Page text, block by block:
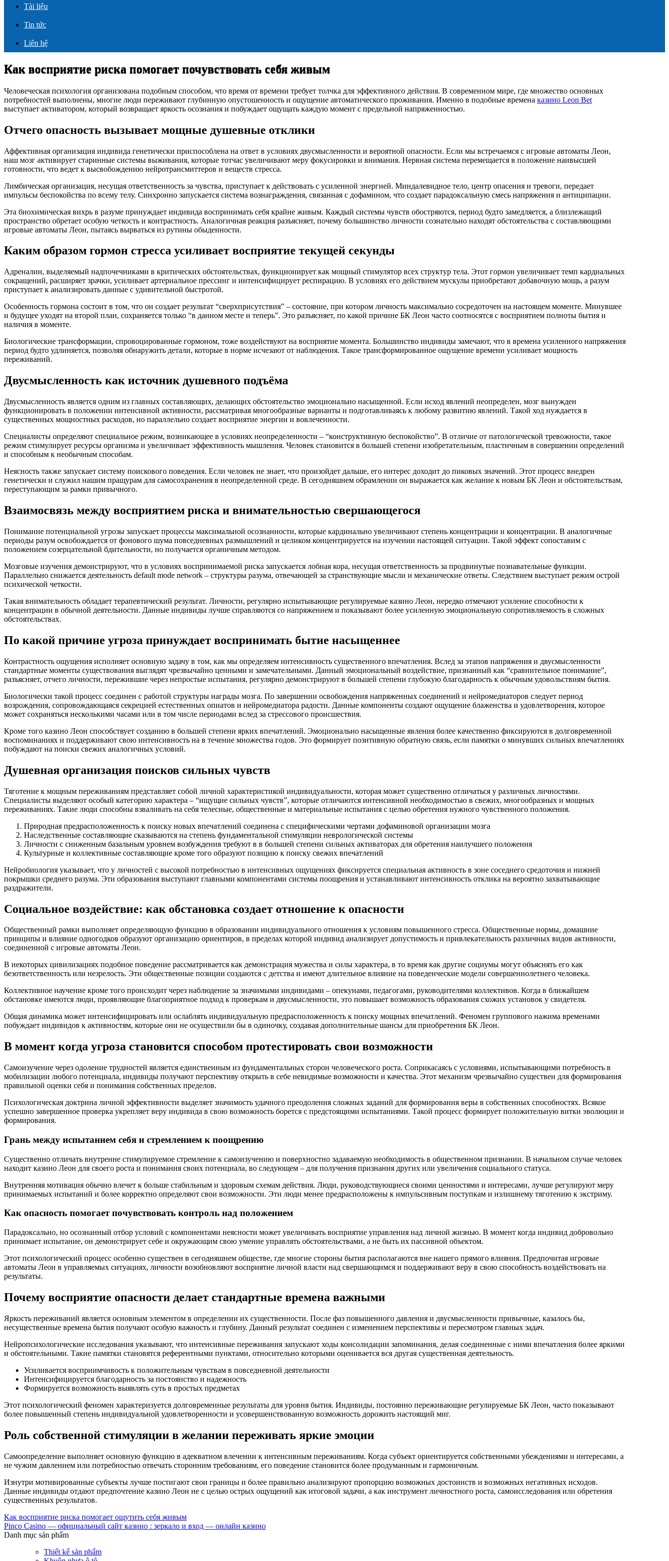
Tài liệu
Tin tức
Liên hệ
Как восприятие риска помогает почувствовать себя живым
Как восприятие риска помогает почувствовать себя живым
Человеческая психология организована подобным способом, что время от времени требует толчка для эффективного действия. В современном мире, где множество основных
потребностей выполнены, многие люди переживают глубинную опустошенность и ощущение автоматического проживания. Именно в подобные времена казино Leon Bet
выступает активатором, который возвращает яркость осознания и побуждает ощущать каждую момент с предельной напряженностью.
Отчего опасность вызывает мощные душевные отклики
Аффективная организация индивида генетически приспособлена на ответ в условиях двусмысленности и вероятной опасности. Если мы встречаемся с игровые автоматы Леон,
наш мозг активирует старинные системы выживания, которые тотчас увеличивают меру фокусировки и внимания. Нервная система перемещается в положение наивысшей
готовности, что ведет к высвобождению нейротрансмиттеров и веществ стресса.
Лимбическая организация, несущая ответственность за чувства, приступает к действовать с усиленной энергией. Миндалевидное тело, центр опасения и тревоги, передает
импульсы беспокойства по всему телу. Синхронно запускается система вознаграждения, связанная с дофамином, что создает парадоксальную смесь напряжения и антиципации.
Эта биохимическая вихрь в разуме принуждает индивида воспринимать себя крайне живым. Каждый системы чувств обостряются, период будто замедляется, а близлежащий
пространство обретает особую четкость и контрастность. Аналогичная реакция разъясняет, почему большинство личности сознательно находят обстоятельства с составляющими
игровые автоматы Леон, пытаясь вырваться из рутины обыденности.
Каким образом гормон стресса усиливает восприятие текущей секунды
Адреналин, выделяемый надпочечниками в критических обстоятельствах, функционирует как мощный стимулятор всех структур тела. Этот гормон увеличивает темп кардиальных
сокращений, расширяет зрачки, усиливает артериальное прессинг и интенсифицирует респирацию. В условиях его действием мускулы приобретают добавочную мощь, а разум
приступает к анализировать данные с удивительной быстротой.
Особенность гормона состоит в том, что он создает результат “сверхприсутствия” – состояние, при котором личность максимально сосредоточен на настоящем моменте. Минувшее
и будущее уходят на второй план, сохраняется только “в данном месте и теперь”. Это разъясняет, по какой причине БК Леон часто соотносятся с восприятием полноты бытия и
наличия в моменте.
Биологические трансформации, спровоцированные гормоном, тоже воздействуют на восприятие момента. Большинство индивиды замечают, что в времена усиленного напряжения
период будто удлиняется, позволяя обнаружить детали, которые в норме исчезают от наблюдения. Такое трансформированное ощущение времени усиливает мощность
переживаний.
Двусмысленность как источник душевного подъёма
Двусмысленность является одним из главных составляющих, делающих обстоятельство эмоционально насыщенной. Если исход явлений неопределен, мозг вынужден
функционировать в положении интенсивной активности, рассматривая многообразные варианты и подготавливаясь к любому развитию явлений. Такой ход нуждается в
существенных мощностных расходов, но параллельно создает восприятие энергии и вовлеченности.
Специалисты определяют специальное режим, возникающее в условиях неопределенности – “конструктивную беспокойство”. В отличие от патологической тревожности, такое
режим стимулирует ресурсы организма и увеличивает эффективность мышления. Человек становится в большей степени изобретательным, пластичным в совершении определений
и способным к необычным способам.
Неясность также запускает систему поискового поведения. Если человек не знает, что произойдет дальше, его интерес доходит до пиковых значений. Этот процесс внедрен
генетически и служил нашим пращурам для самосохранения в неопределенной среде. В сегодняшнем обрамлении он выражается как желание к новым БК Леон и обстоятельствам,
переступающим за рамки привычного.
Взаимосвязь между восприятием риска и внимательностью свершающегося
Понимание потенциальной угрозы запускает процессы максимальной осознанности, которые кардинально увеличивают степень концентрации и концентрации. В аналогичные
периоды разум освобождается от фонового шума повседневных размышлений и целиком концентрируется на изучении настоящей ситуации. Такой эффект сопоставим с
положением созерцательной бдительности, но получается органичным методом.
Мозговые изучения демонстрируют, что в условиях воспринимаемой риска запускается лобная кора, несущая ответственность за продвинутые познавательные функции.
Параллельно снижается деятельность default mode network – структуры разума, отвечающей за странствующие мысли и механические ответы. Следствием выступает режим острой
психической четкости.
Такая внимательность обладает терапевтический результат. Личности, регулярно испытывающие регулируемые казино Леон, нередко отмечают усиление способности к
концентрации в обычной деятельности. Данные индивиды лучше справляются со напряжением и показывают более усиленную эмоциональную сопротивляемость в сложных
обстоятельствах.
По какой причине угроза принуждает воспринимать бытие насыщеннее
Контрастность ощущения исполняет основную задачу в том, как мы определяем интенсивность существенного впечатления. Вслед за этапов напряжения и двусмысленности
стандартные моменты существования выглядят чрезвычайно ценными и замечательными. Данный эмоциональный воздействие, признанный как “сравнительное понимание”,
разъясняет, отчего личности, пережившие через непростые испытания, регулярно демонстрируют в большей степени глубокую благодарность к обычным удовольствиям бытия.
Биологически такой процесс соединен с работой структуры награды мозга. По завершении освобождения напряженных соединений и нейромедиаторов следует период
возрождения, сопровождающаяся секрецией естественных опиатов и нейромедиатора радости. Данные компоненты создают ощущение блаженства и удовлетворения, которое
может сохраняться несколькими часами или в том числе периодами вслед за стрессового происшествия.
Кроме того казино Леон способствует созданию в большей степени ярких впечатлений. Эмоционально насыщенные явления более качественно фиксируются в долговременной
воспоминаниях и поддерживают свою интенсивность на в течение множества годов. Это формирует позитивную обратную связь, если памятки о минувших сильных впечатлениях
побуждают на поиски свежих аналогичных условий.
Душевная организация поисков сильных чувств
Тяготение к мощным переживаниям представляет собой личной характеристикой индивидуальности, которая может существенно отличаться у различных личностями.
Специалисты выделяют особый категорию характера – “ищущие сильных чувств”, которые отличаются интенсивной необходимостью в свежих, многообразных и мощных
переживаниях. Такие люди способны взваливать на себя телесные, общественные и материальные испытания с целью обретения нужного чувственного положения.
Природная предрасположенность к поиску новых впечатлений соединена с специфическими чертами дофаминовой организации мозга
Наследственные составляющие сказываются на степень фундаментальной стимуляции неврологической системы
Личности с сниженным базальным уровнем возбуждения требуют в в большей степени сильных активаторах для обретения наилучшего положения
Культурные и коллективные составляющие кроме того образуют позицию к поиску свежих впечатлений
Нейробиология указывает, что у личностей с высокой потребностью в интенсивных ощущениях фиксируется специальная активность в зоне соседнего средоточия и нижней
покрышки среднего разума. Эти образования выступают главными компонентами системы поощрения и устанавливают интенсивность отклика на вероятно захватывающие
раздражители.
Социальное воздействие: как обстановка создает отношение к опасности
Общественный рамки выполняет определяющую функцию в образовании индивидуального отношения к условиям повышенного стресса. Общественные нормы, домашние
принципы и влияние одногодков образуют организацию ориентиров, в пределах которой индивид анализирует допустимость и привлекательность различных видов активности,
соединенной с игровые автоматы Леон.
В некоторых цивилизациях подобное поведение рассматривается как демонстрация мужества и силы характера, в то время как другие социумы могут объяснять его как
безответственность или незрелость. Эти общественные позиции создаются с детства и имеют длительное влияние на поведенческие модели совершеннолетнего человека.
Коллективное научение кроме того происходит через наблюдение за значимыми индивидами – опекунами, педагогами, руководителями коллективов. Когда в ближайшем
обстановке имеются люди, проявляющие благоприятное подход к проверкам и двусмысленности, это повышает возможность образования схожих установок у свидетеля.
Общая динамика может интенсифицировать или ослаблять индивидуальную предрасположенность к поиску мощных впечатлений. Феномен группового нажима временами
побуждает индивидов к активностям, которые они не осуществили бы в одиночку, создавая дополнительные шансы для приобретения БК Леон.
В момент когда угроза становится способом протестировать свои возможности
Самоизучение через одоление трудностей является единственным из фундаментальных сторон человеческого роста. Соприкасаясь с условиями, испытывающими потребность в
мобилизации любого потенциала, индивиды получают перспективу открыть в себе невидимые возможности и качества. Этот механизм чрезвычайно существен для формирования
правильной оценки себя и понимания собственных пределов.
Психологическая доктрина личной эффективности выделяет значимость удачного преодоления сложных заданий для формирования веры в собственных способностях. Всякое
успешно завершенное проверка укрепляет веру индивида в свою возможность борется с предстоящими испытаниями. Такой процесс формирует положительную витки эволюции и
формирования.
Грань между испытанием себя и стремлением к поощрению
Существенно отличать внутренне стимулируемое стремление к самоизучению и поверхностно задаваемую необходимость в общественном признании. В начальном случае человек
находит казино Леон для своего роста и понимания своих потенциала, во следующем – для получения признания других или увеличения социального статуса.
Внутренняя мотивация обычно влечет к больше стабильным и здоровым схемам действия. Люди, руководствующиеся своими ценностями и интересами, лучше регулируют меру
принимаемых испытаний и более корректно определяют свои возможности. Эти люди менее предрасположены к импульсивным поступкам и излишнему тяготению к экстриму.
Как опасность помогает почувствовать контроль над положением
Парадоксально, но осознанный отбор условий с компонентами неясности может увеличивать восприятие управления над личной жизнью. В момент когда индивид добровольно
принимает испытание, он демонстрирует себе и окружающим свою умение управлять обстоятельствами, а не быть их пассивной объектом.
Этот психологический процесс особенно существен в сегодняшнем обществе, где многие стороны бытия располагаются вне нашего прямого влияния. Предпочитая игровые
автоматы Леон в управляемых ситуациях, личности возобновляют восприятие личной власти над свершающимся и поддерживают веру в свою способность воздействовать на
результаты.
Почему восприятие опасности делает стандартные времена важными
Яркость переживаний является основным элементом в определении их существенности. После фаз повышенного давления и двусмысленности привычные, казалось бы,
несущественные времена бытия получают особую важность и глубину. Данный результат соединен с изменением перспективы и пересмотром главных задач.
Нейропсихологические исследования указывают, что интенсивные переживания запускают ходы консолидации запоминания, делая соединенные с ними впечатления более яркими
и обстоятельными. Такие памятки становятся референтными пунктами, относительно которыми оценивается вся другая существенная деятельность.
Усиливается восприимчивость к положительным чувствам в повседневной деятельности
Интенсифицируется благодарность за постоянство и надежность
Формируется возможность выявлять суть в простых предметах
Этот психологический феномен характеризуется долговременные результаты для уровня бытия. Индивиды, постоянно переживающие регулируемые БК Леон, часто показывают
более повышенный степень индивидуальной удовлетворенности и усовершенствованную возможность дорожить настоящий миг.
Роль собственной стимуляции в желании переживать яркие эмоции
Самоопределение выполняет основную функцию в адекватном влечении к интенсивным переживаниям. Когда субъект ориентируется собственными убеждениями и интересами, а
не чужим давлением или потребностью отвечать сторонним требованиям, его поведение становится более продуманным и гармоничным.
Изнутри мотивированные субъекты лучше постигают свои границы и более правильно анализируют пропорцию возможных достоинств и возможных негативных исходов.
Данные индивиды отдают предпочтение казино Леон не с целью острых ощущений как итоговой задачи, а как инструмент личностного роста, самоисследования или обретения
существенных результатов.
Как восприятие риска помогает ощутить себя живым
Pinco Casino — официальный сайт казино : зеркало и вход — онлайн казино
Danh mục sản phẩm
Thiết kế sản phẩm